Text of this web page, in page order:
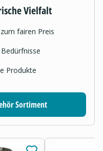
Vielfalt
fairen Preis
Produkte
Sortiment